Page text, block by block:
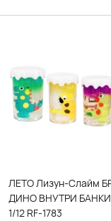
ЛЕТО Лизун-Слайм
ДИНО ВНУТРИ БАНКИ 158гр.
1/12 RF-1783